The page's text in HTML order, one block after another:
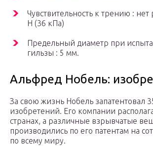
Чувствительность к трению :
Н (36 кПа)
Предельный диаметр при
гильзы : 5 мм.
Альфред Нобель:
За свою жизнь Нобель запатентовал
изобретений. Его компании
странах, а различные взрывчатые
производились по его патентам на
по всему миру.